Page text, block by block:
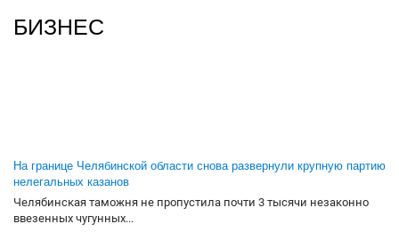
БИЗНЕС
На границе Челябинской области снова развернули крупную партию
нелегальных казанов
Челябинская таможня не пропустила почти 3 тысячи незаконно
ввезенных чугунных...